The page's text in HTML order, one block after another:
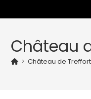
Château
> Château de Treffort